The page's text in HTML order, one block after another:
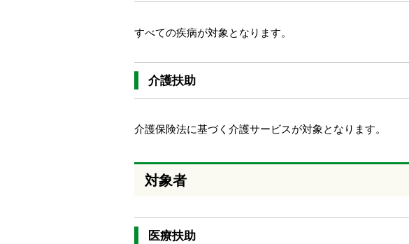
ま
す
すべての疾病が対象となります。
介護扶助
介護保険法に基づく介護サービスが対象となります。
対象者
医療扶助